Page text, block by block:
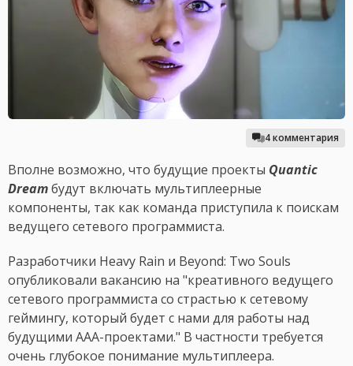
4 комментария
Вполне возможно, что будущие проекты Quantic
Dreamбудут включать мультиплеерные
компоненты, так как команда приступила к поискам
ведущего сетевого программиста.
Разработчики Heavy Rain и Beyond: Two Souls
опубликовали вакансию на "креативного ведущего
сетевого программиста со страстью к сетевому
геймингу, который будет с нами для работы над
будущими AAA-проектами." В частности требуется
очень глубокое понимание мультиплеера.